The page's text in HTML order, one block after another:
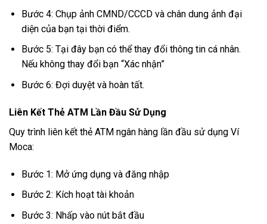
Bước 4: Chụp ảnh CMND/CCCD và chân dung ảnh đại
diện của bạn tại thời điểm.
Bước 5: Tại đây bạn có thể thay đổi thông tin cá nhân.
Nếu không thay đổi bạn “Xác nhận”
Bước 6: Đợi duyệt và hoàn tất.
Liên Kết Thẻ ATM Lần Đầu Sử Dụng
Quy trình liên kết thẻ ATM ngân hàng lần đầu sử dụng Ví
Moca:
Bước 1: Mở ứng dụng và đăng nhập
Bước 2: Kích hoạt tài khoản
Bước 3: Nhấp vào nút bắt đầu